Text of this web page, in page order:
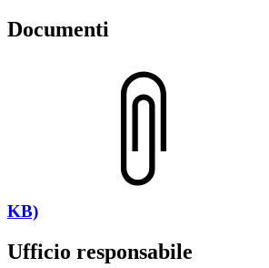
Documenti
KB)
Ufficio responsabile